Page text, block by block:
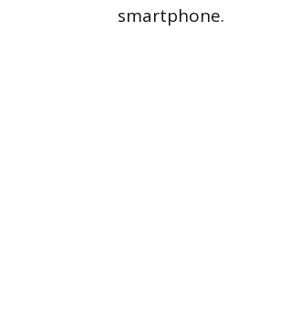
smartphone.